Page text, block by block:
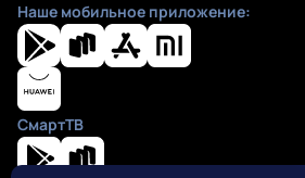
Наше мобильное приложение:
СмартТВ